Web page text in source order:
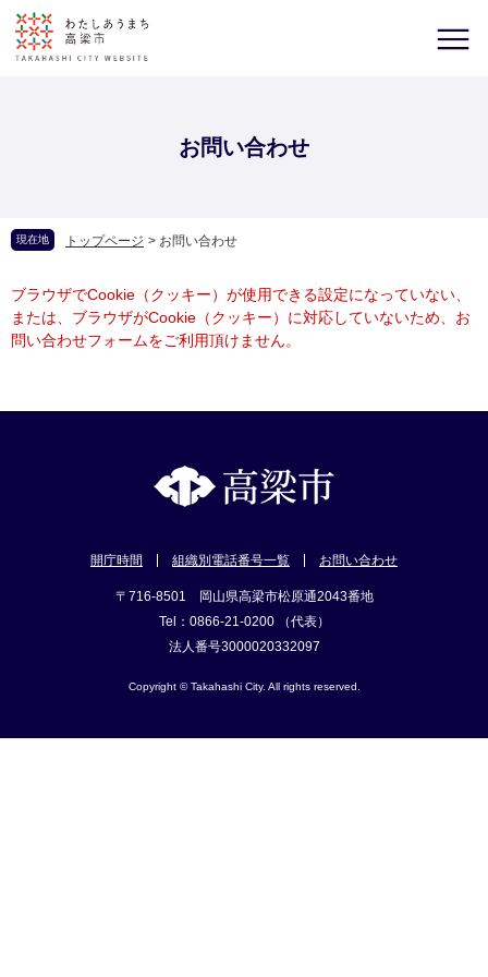
お問い合わせ
現在地 トップページ > お問い合わせ
ブラウザでCookie（クッキー）が使用できる設定になっていない、
または、ブラウザがCookie（クッキー）に対応していないため、お
問い合わせフォームをご利用頂けません。
開庁時間 組織別電話番号一覧 お問い合わせ
〒716-8501 岡山県高梁市松原通2043番地
Tel：0866-21-0200 （代表）
法人番号3000020332097
Copyright © Takahashi City. All rights reserved.